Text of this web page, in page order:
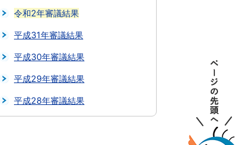
令和2年審議結果
平成31年審議結果
平成30年審議結果
平成29年審議結果
平成28年審議結果